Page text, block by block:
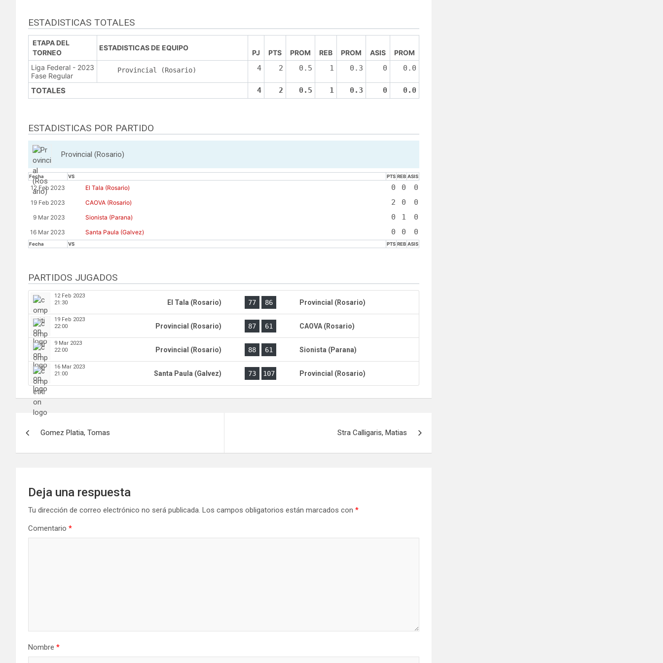
ESTADISTICAS TOTALES
ETAPA DEL
TORNEO
ESTADISTICAS DE EQUIPO
PJ PTS PROM REB PROM ASIS
PROM
Liga Federal - 2023
Fase Regular
Provincial (Rosario) 4 2 0.5 1 0.3 0 0.0
TOTALES 4 2 0.5 1 0.3 0 0.0
ESTADISTICAS POR PARTIDO
Provincial (Rosario)
Fecha VS PTS REB ASIS
12 Feb 2023 El Tala (Rosario) 0 0 0
19 Feb 2023 CAOVA (Rosario) 2 0 0
9 Mar 2023 Sionista (Parana) 0 1 0
16 Mar 2023 Santa Paula (Galvez) 0 0 0
Fecha VS PTS REB ASIS
PARTIDOS JUGADOS
12 Feb 2023
21:30
El Tala (Rosario) 77 86 Provincial (Rosario)
19 Feb 2023
22:00
Provincial (Rosario) 87 61 CAOVA (Rosario)
9 Mar 2023
22:00
Provincial (Rosario) 88 61 Sionista (Parana)
16 Mar 2023
21:00
Santa Paula (Galvez) 73 107 Provincial (Rosario)
Navegación
Gomez Platia, Tomas Stra Calligaris, Matias
Deja una respuesta
Tu dirección de correo electrónico no será publicada. Los campos obligatorios están marcados con *
Comentario *
Nombre *